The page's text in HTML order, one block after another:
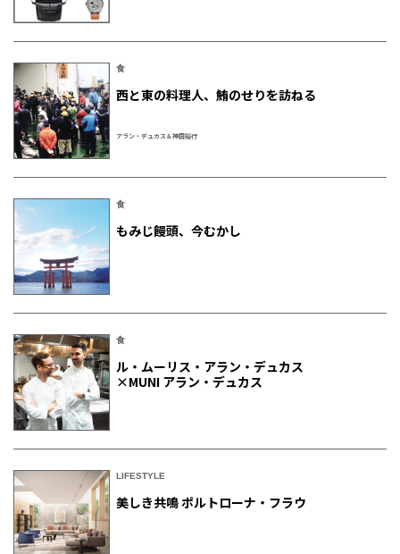
食
西と東の料理人、鮪のせりを訪ねる
アラン・デュカス＆神田裕行
食
もみじ饅頭、今むかし
食
ル・ムーリス・アラン・デュカス
×MUNI アラン・デュカス
LIFESTYLE
美しき共鳴 ポルトローナ・フラウ